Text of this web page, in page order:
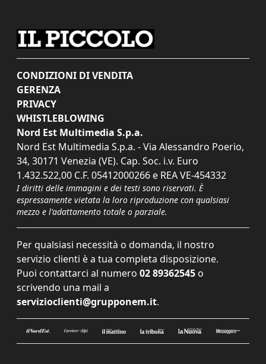
CONDIZIONI DI VENDITA
GERENZA
PRIVACY
WHISTLEBLOWING
Nord Est Multimedia S.p.a.
Nord Est Multimedia S.p.a. - Via Alessandro Poerio,
34, 30171 Venezia (VE). Cap. Soc. i.v. Euro
1.432.522,00 C.F. 05412000266 e REA VE-454332
I diritti delle immagini e dei testi sono riservati. È
espressamente vietata la loro riproduzione con qualsiasi
mezzo e l'adattamento totale o parziale.
Per qualsiasi necessità o domanda, il nostro
servizio clienti è a tua completa disposizione.
Puoi contattarci al numero 02 89362545 o
scrivendo una mail a
servizioclienti@grupponem.it.